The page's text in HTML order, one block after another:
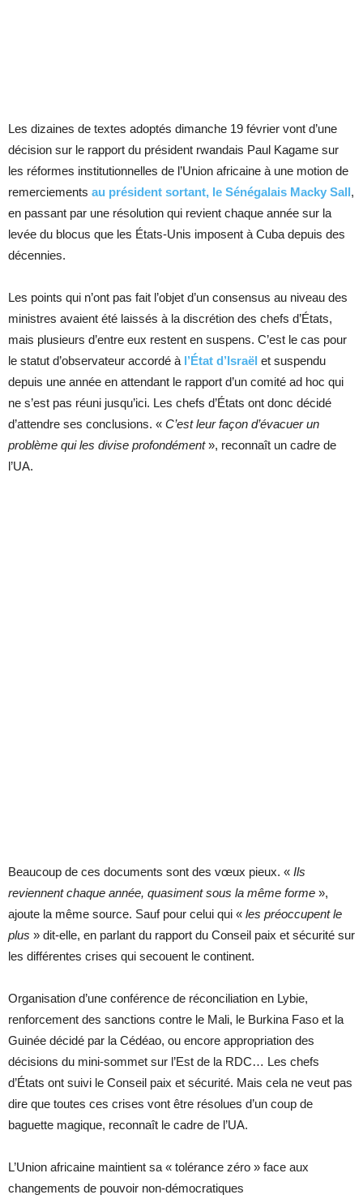
Les dizaines de textes adoptés dimanche 19 février vont d’une
décision sur le rapport du président rwandais Paul Kagame sur
les réformes institutionnelles de l’Union africaine à une motion de
remerciements au président sortant, le Sénégalais Macky Sall,
en passant par une résolution qui revient chaque année sur la
levée du blocus que les États-Unis imposent à Cuba depuis des
décennies.
Les points qui n’ont pas fait l’objet d’un consensus au niveau des
ministres avaient été laissés à la discrétion des chefs d’États,
mais plusieurs d’entre eux restent en suspens. C’est le cas pour
le statut d’observateur accordé à l’État d’Israël et suspendu
depuis une année en attendant le rapport d’un comité ad hoc qui
ne s’est pas réuni jusqu’ici. Les chefs d’États ont donc décidé
d’attendre ses conclusions. « C’est leur façon d’évacuer un
problème qui les divise profondément», reconnaît un cadre de
l’UA.
Beaucoup de ces documents sont des vœux pieux. « Ils
reviennent chaque année, quasiment sous la même forme »,
ajoute la même source. Sauf pour celui qui « les préoccupent le
plus » dit-elle, en parlant du rapport du Conseil paix et sécurité sur
les différentes crises qui secouent le continent.
Organisation d’une conférence de réconciliation en Lybie,
renforcement des sanctions contre le Mali, le Burkina Faso et la
Guinée décidé par la Cédéao, ou encore appropriation des
décisions du mini-sommet sur l’Est de la RDC… Les chefs
d’États ont suivi le Conseil paix et sécurité. Mais cela ne veut pas
dire que toutes ces crises vont être résolues d’un coup de
baguette magique, reconnaît le cadre de l’UA.
L’Union africaine maintient sa « tolérance zéro » face aux
changements de pouvoir non-démocratiques